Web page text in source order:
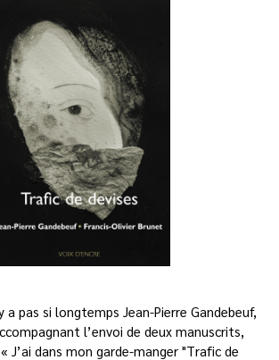
a pas si longtemps Jean-Pierre Gandebeuf,
l’envoi de deux manuscrits,
J’ai dans mon garde-manger "Trafic de